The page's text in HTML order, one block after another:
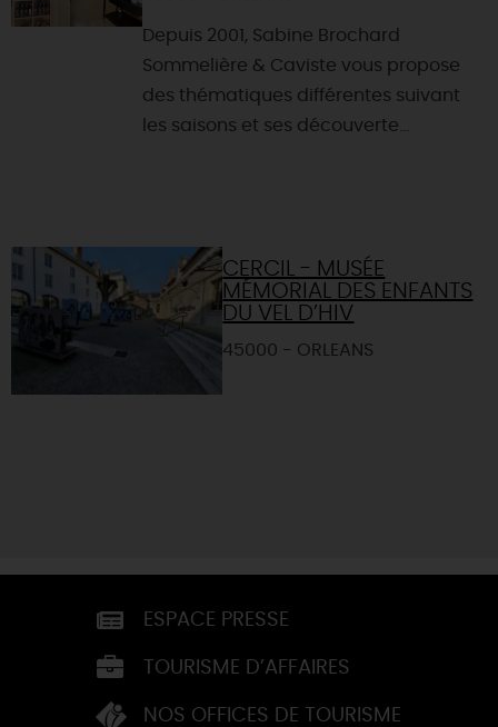
Depuis 2001, Sabine Brochard
Sommelière & Caviste vous propose
des thématiques différentes suivant
les saisons et ses découverte...
CERCIL - MUSÉE
MÉMORIAL DES ENFANTS
DU VEL D’HIV
45000 - ORLEANS
ESPACE PRESSE
TOURISME D’AFFAIRES
NOS OFFICES DE TOURISME